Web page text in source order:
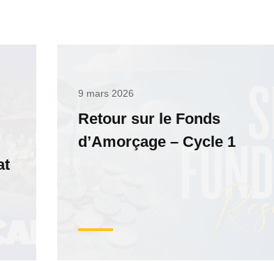
9 mars 2026
Retour sur le Fonds
d’Amorçage – Cycle 1